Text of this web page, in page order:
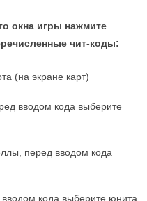
окна игры нажмите
чит-коды:
(на экране карт)
вводом кода выберите
перед вводом кода
кода выберите юнита